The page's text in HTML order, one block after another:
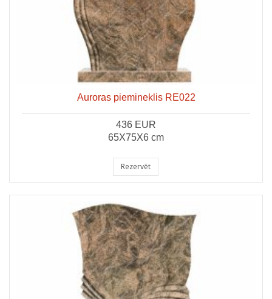
Auroras piemineklis RE022
436 EUR
65X75X6 cm
Rezervēt